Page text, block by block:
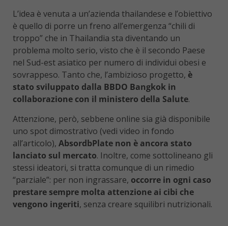
L’idea è venuta a un’azienda thailandese e l’obiettivo
è quello di porre un freno all’emergenza “chili di
troppo” che in Thailandia sta diventando un
problema molto serio, visto che è il secondo Paese
nel Sud-est asiatico per numero di individui obesi e
sovrappeso. Tanto che, l’ambizioso progetto, è
stato sviluppato dalla BBDO Bangkok in
collaborazione con il ministero della Salute.
Attenzione, però, sebbene online sia già disponibile
uno spot dimostrativo (vedi video in fondo
all’articolo), AbsordbPlate non è ancora stato
lanciato sul mercato. Inoltre, come sottolineano gli
stessi ideatori, si tratta comunque di un rimedio
“parziale”: per non ingrassare, occorre in ogni caso
prestare sempre molta attenzione ai cibi che
vengono ingeriti, senza creare squilibri nutrizionali.